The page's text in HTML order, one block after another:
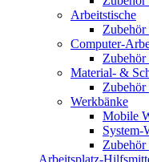
Arbeitstische
Computer-
Material- &
Werkbänke
Mobile
System-
Arbeitsplatz-